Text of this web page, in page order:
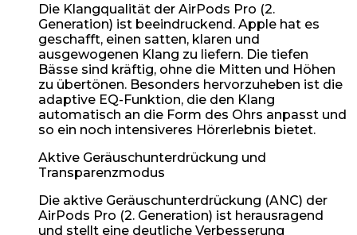
Die Klangqualität der AirPods Pro (2.
Generation) ist beeindruckend. Apple hat es
geschafft, einen satten, klaren und
ausgewogenen Klang zu liefern. Die tiefen
Bässe sind kräftig, ohne die Mitten und Höhen
zu übertönen. Besonders hervorzuheben ist die
adaptive EQ-Funktion, die den Klang
automatisch an die Form des Ohrs anpasst und
so ein noch intensiveres Hörerlebnis bietet.
Aktive Geräuschunterdrückung und
Transparenzmodus
Die aktive Geräuschunterdrückung (ANC) der
AirPods Pro (2. Generation) ist herausragend
und stellt eine deutliche Verbesserung